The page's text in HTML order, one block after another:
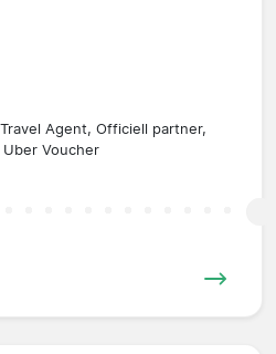
Agent, Officiell partner,
Voucher